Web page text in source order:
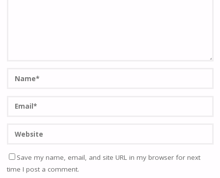
Save my name, email, and site URL in my browser for next
time I post a comment.